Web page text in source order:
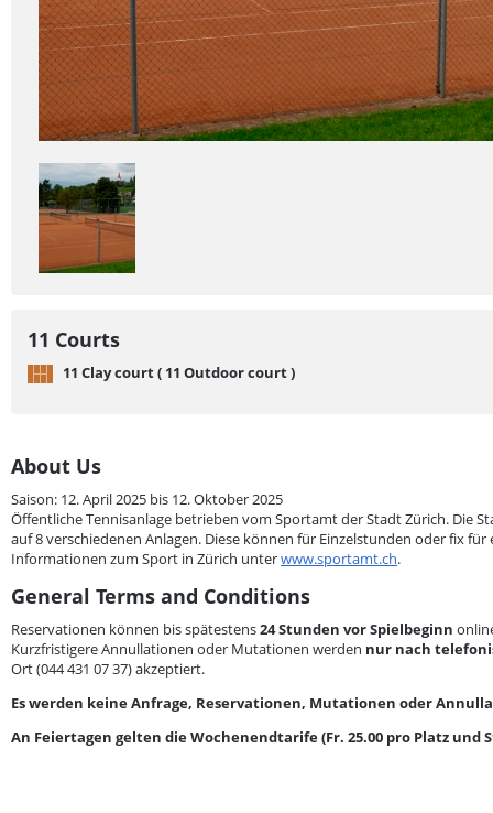
11 Courts
11 Clay court ( 11 Outdoor court )
About Us
Saison: 12. April 2025 bis 12. Oktober 2025
Öffentliche Tennisanlage betrieben vom Sportamt der Stadt Zürich. Die
auf 8 verschiedenen Anlagen. Diese können für Einzelstunden oder fix
Informationen zum Sport in Zürich unterwww.sportamt.ch.
General Terms and Conditions
Reservationen können bis spätestens24 Stunden vor Spielbeginn
Kurzfristigere Annullationen oder Mutationen werden nur nach
Ort (044 431 07 37) akzeptiert.
Es werden keine Anfrage, Reservationen, Mutationen oder
An Feiertagen gelten die Wochenendtarife (Fr. 25.00 pro Platz und